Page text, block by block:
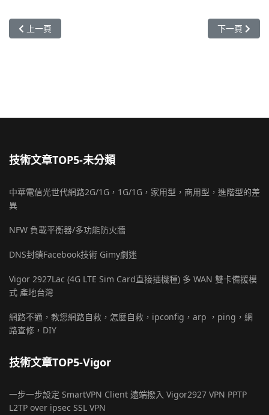
上一篇文章: (UMail 適用的手機APP收發信軟體)手機 APP 設定
上一頁 下一篇文章:
下一頁
技術文章TOP5-未分類
中華電信光世代網路2G/1G，1G/1G，家用型，商用型，進階型的差
異
NFW 負載平衡器/多功能防火牆
DNS封鎖Facebook技術 Gimy劇迷
Vigor 2927Lac (4G LTE Sim Card直接插機種) 多 WAN 雙卡備援模
式 產地台灣
網路不通，教您網路自救，怎麼自救，ipconfig，arp ，ping，網
路查修，DIY
技術文章TOP5-Vigor
一步一步設定 SmartVPN Client 遠端撥入 Vigor2927 VPN PPTP
L2TP over ipsec SSL VPN